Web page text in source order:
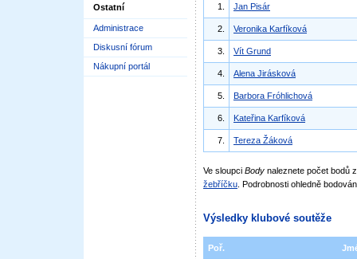
Ostatní
Administrace
Diskusní fórum
Nákupní portál
1. Jan Pisár
2. Veronika Karfíková
3. Vít Grund
4. Alena Jirásková
5. Barbora Fróhlichová
6. Kateřina Karfíková
7. Tereza Žáková
Ve sloupci Body naleznete počet bodů
žebříčku . Podrobnosti ohledně
Výsledky klubové soutěže
Poř.